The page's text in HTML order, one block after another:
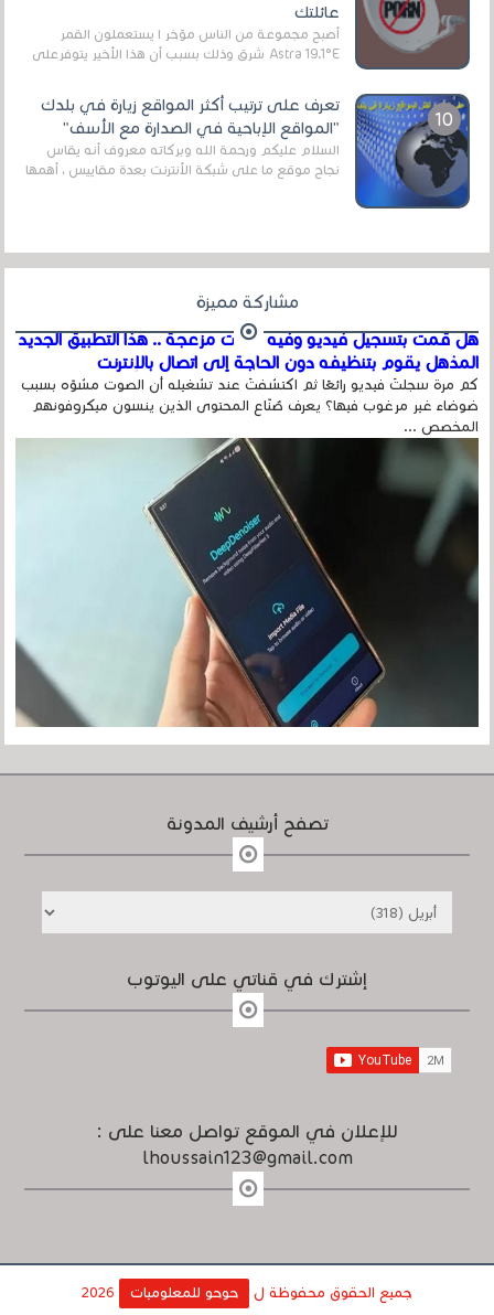
عائلتك
أصبح مجموعة من الناس مؤخر ا يستعملون القمر
Astra 19.1°E شرق وذلك بسبب أن هذا الأخير يتوفرعلى
تعرف على ترتيب أكثر المواقع زيارة في بلدك
"المواقع الإباحية في الصدارة مع الأسف"
السلام عليكم ورحمة الله وبركاته معروف أنه يقاس
نجاح موقع ما على شبكة الأنترنت بعدة مقاييس ، أهمها
مشاركة مميزة
هل قمت بتسجيل فيديو وفيه أصوت مزعجة .. هذا التطبيق الجديد
المذهل يقوم بتنظيفه دون الحاجة إلى اتصال بالإنترنت
كم مرة سجلتَ فيديو رائعًا ثم اكتشفتَ عند تشغيله أن الصوت مشوّه بسبب
ضوضاء غير مرغوب فيها؟ يعرف صُنّاع المحتوى الذين ينسون ميكروفونهم
المخصص ...
تصفح أرشيف المدونة
إشترك في قناتي على اليوتوب
للإعلان في الموقع تواصل معنا على :
lhoussain123@gmail.com
جميع الحقوق محفوظة ل حوحو للمعلوميات